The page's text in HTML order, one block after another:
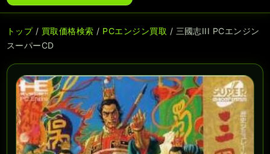
トップ/ 買取価格検索 / PCエンジン買取 / 三國志III PCエンジン
スーパーCD